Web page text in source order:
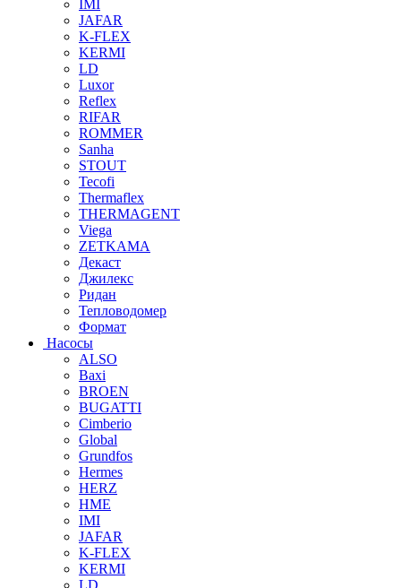
IMI
JAFAR
K-FLEX
KERMI
LD
Luxor
Reflex
RIFAR
ROMMER
Sanha
STOUT
Tecofi
Thermaflex
THERMAGENT
Viega
ZETKAMA
Декаст
Джилекс
Ридан
Тепловодомер
Формат
Насосы
ALSO
Baxi
BROEN
BUGATTI
Cimberio
Global
Grundfos
Hermes
HERZ
HME
IMI
JAFAR
K-FLEX
KERMI
LD